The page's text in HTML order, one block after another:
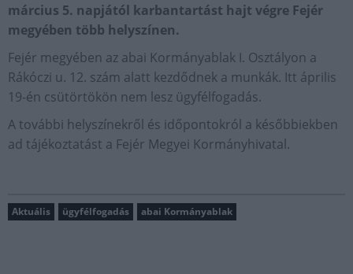
március 5. napjától karbantartást hajt végre Fejér
megyében több helyszínen.
Fejér megyében az abai Kormányablak I. Osztályon a
Rákóczi u. 12. szám alatt kezdődnek a munkák. Itt április
19-én csütörtökön nem lesz ügyfélfogadás.
A további helyszínekről és időpontokról a későbbiekben
ad tájékoztatást a Fejér Megyei Kormányhivatal.
Aktuális ügyfélfogadás abai Kormányablak